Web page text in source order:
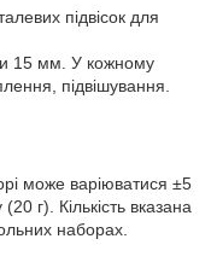
підвісок для
15 мм. У кожному
підвішування.
може варіюватися ±5
г). Кількість вказана
наборах.